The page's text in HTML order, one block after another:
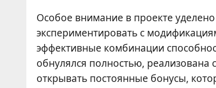
Особое внимание в проекте
экспериментировать с
эффективные комбинации
обнулялся полностью, реализована
открывать постоянные бонусы,